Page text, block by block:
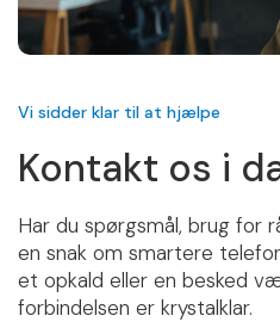
Vi sidder klar til at hjælpe
Kontakt os i
Har du spørgsmål, brug for
en snak om smartere
et opkald eller en besked
forbindelsen er krystalklar.